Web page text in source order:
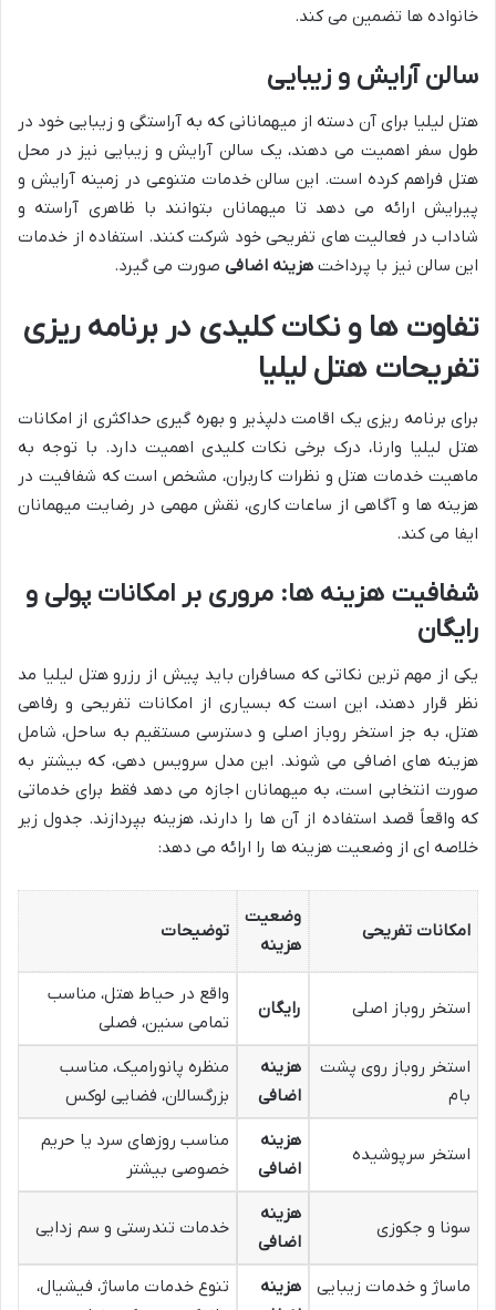
خانواده ها تضمین می کند.
سالن آرایش و زیبایی
هتل لیلیا برای آن دسته از میهمانانی که به آراستگی و زیبایی خود در
طول سفر اهمیت می دهند، یک سالن آرایش و زیبایی نیز در محل
هتل فراهم کرده است. این سالن خدمات متنوعی در زمینه آرایش و
پیرایش ارائه می دهد تا میهمانان بتوانند با ظاهری آراسته و
شاداب در فعالیت های تفریحی خود شرکت کنند. استفاده از خدمات
این سالن نیز با پرداخت هزینه اضافی صورت می گیرد.
تفاوت ها و نکات کلیدی در برنامه ریزی
تفریحات هتل لیلیا
برای برنامه ریزی یک اقامت دلپذیر و بهره گیری حداکثری از امکانات
هتل لیلیا وارنا، درک برخی نکات کلیدی اهمیت دارد. با توجه به
ماهیت خدمات هتل و نظرات کاربران، مشخص است که شفافیت در
هزینه ها و آگاهی از ساعات کاری، نقش مهمی در رضایت میهمانان
ایفا می کند.
شفافیت هزینه ها: مروری بر امکانات پولی و
رایگان
یکی از مهم ترین نکاتی که مسافران باید پیش از رزرو هتل لیلیا مد
نظر قرار دهند، این است که بسیاری از امکانات تفریحی و رفاهی
هتل، به جز استخر روباز اصلی و دسترسی مستقیم به ساحل، شامل
هزینه های اضافی می شوند. این مدل سرویس دهی، که بیشتر به
صورت انتخابی است، به میهمانان اجازه می دهد فقط برای خدماتی
که واقعاً قصد استفاده از آن ها را دارند، هزینه بپردازند. جدول زیر
خلاصه ای از وضعیت هزینه ها را ارائه می دهد:
امکانات تفریحی
وضعیت
هزینه
توضیحات
استخر روباز اصلی رایگان
واقع در حیاط هتل، مناسب
تمامی سنین، فصلی
استخر روباز روی پشت
بام
هزینه
اضافی
منظره پانورامیک، مناسب
بزرگسالان، فضایی لوکس
استخر سرپوشیده
هزینه
اضافی
مناسب روزهای سرد یا حریم
خصوصی بیشتر
سونا و جکوزی
هزینه
اضافی
خدمات تندرستی و سم زدایی
ماساژ و خدمات زیبایی
هزینه
تنوع خدمات ماساژ، فیشیال،